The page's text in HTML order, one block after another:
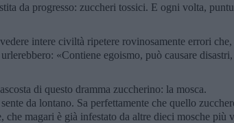
da progresso: zuccheri tossici. E ogni volta,
intere civiltà ripetere rovinosamente errori
«Contiene egoismo, può causare
di questo dramma zuccherino: la mosca.
da lontano. Sa perfettamente che quello
che magari è già infestato da altre dieci mosche più